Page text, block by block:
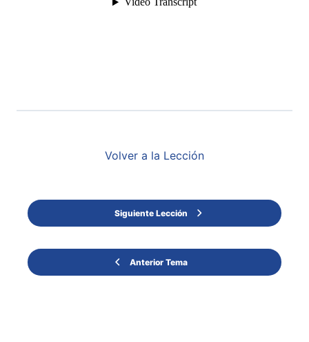
Anterior Tema
Volver a la Lección
Siguiente Lección